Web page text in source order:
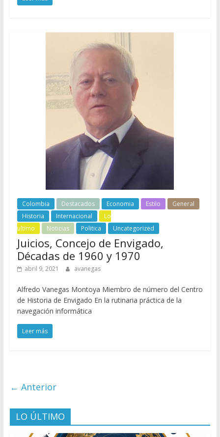
Colombia Destacados Economia Estilo
General
Historia
Internacional
Lo
ultimo
Noticias Politica Uncategorized
Juicios, Concejo de Envigado,
Décadas de 1960 y 1970
abril 9, 2021 avanegas
Alfredo Vanegas Montoya Miembro de número del Centro
de Historia de Envigado En la rutinaria práctica de la
navegación informática
Leer más
← Anterior
LO ÚLTIMO